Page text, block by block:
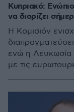
Κυπριακό:
να διορίζει
Η Κομισιόν
ενώ η Λευκωσία
με τις